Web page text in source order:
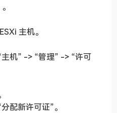
主机。
机” -> “管理” -> “许可
配新许可证”。